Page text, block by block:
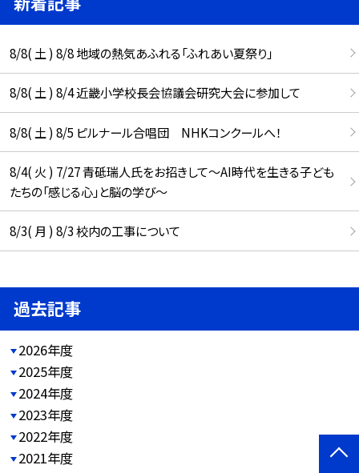
8/8( 土 ) 8/8 地域の熱気あふれる「ふれあい夏祭り」
8/8( 土 ) 8/4 近畿小学校長会協議会研究大会に参加して
8/8( 土 ) 8/5 ピルナール合唱団 NHKコンクールへ！
8/4( 火 ) 7/27 青砥瑞人氏をお招きして〜AI時代を生きる子ども
たちの「感じる心」と脳の学び〜
8/3( 月 ) 8/3 校内の工事について
過去記事
2026年度
2025年度
2024年度
2023年度
2022年度
2021年度